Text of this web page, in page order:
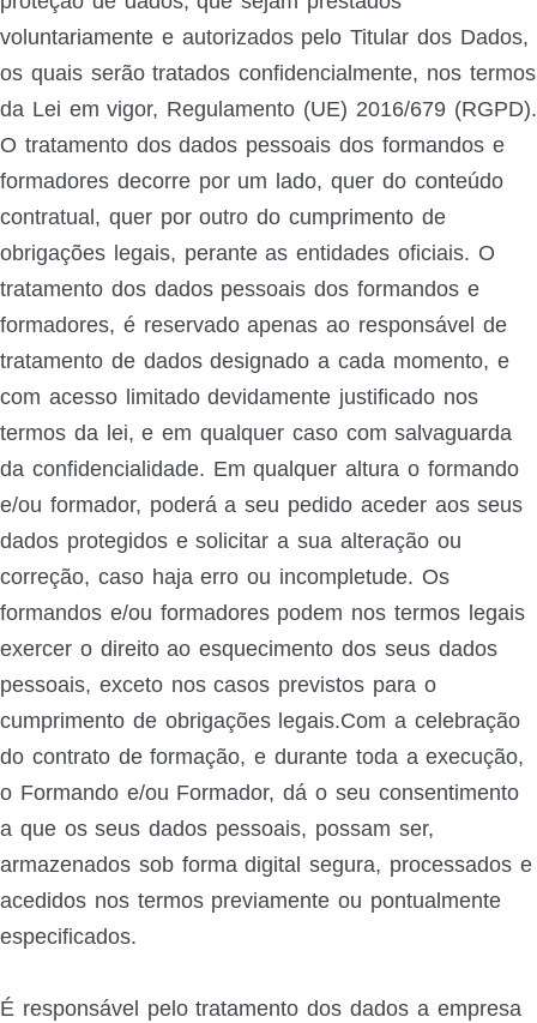
voluntariamente e autorizados pelo Titular dos Dados,
os quais serão tratados confidencialmente, nos termos
da Lei em vigor, Regulamento (UE) 2016/679 (RGPD).
O tratamento dos dados pessoais dos formandos e
formadores decorre por um lado, quer do conteúdo
contratual, quer por outro do cumprimento de
obrigações legais, perante as entidades oficiais. O
tratamento dos dados pessoais dos formandos e
formadores, é reservado apenas ao responsável de
tratamento de dados designado a cada momento, e
com acesso limitado devidamente justificado nos
termos da lei, e em qualquer caso com salvaguarda
da confidencialidade. Em qualquer altura o formando
e/ou formador, poderá a seu pedido aceder aos seus
dados protegidos e solicitar a sua alteração ou
correção, caso haja erro ou incompletude. Os
formandos e/ou formadores podem nos termos legais
exercer o direito ao esquecimento dos seus dados
pessoais, exceto nos casos previstos para o
cumprimento de obrigações legais.Com a celebração
do contrato de formação, e durante toda a execução,
o Formando e/ou Formador, dá o seu consentimento
a que os seus dados pessoais, possam ser,
armazenados sob forma digital segura, processados e
acedidos nos termos previamente ou pontualmente
especificados.
É responsável pelo tratamento dos dados a empresa